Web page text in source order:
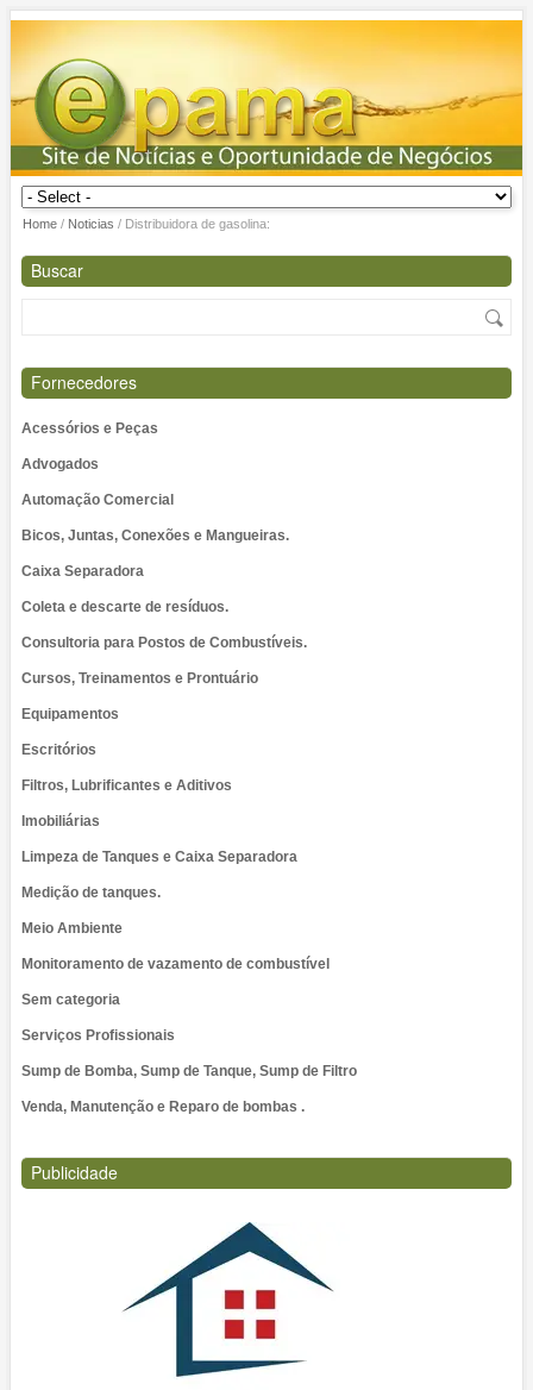
Home/ Noticias / Distribuidora de gasolina:
Buscar
Fornecedores
Acessórios e Peças
Advogados
Automação Comercial
Bicos, Juntas, Conexões e Mangueiras.
Caixa Separadora
Coleta e descarte de resíduos.
Consultoria para Postos de Combustíveis.
Cursos, Treinamentos e Prontuário
Equipamentos
Escritórios
Filtros, Lubrificantes e Aditivos
Imobiliárias
Limpeza de Tanques e Caixa Separadora
Medição de tanques.
Meio Ambiente
Monitoramento de vazamento de combustível
Sem categoria
Serviços Profissionais
Sump de Bomba, Sump de Tanque, Sump de Filtro
Venda, Manutenção e Reparo de bombas .
Publicidade